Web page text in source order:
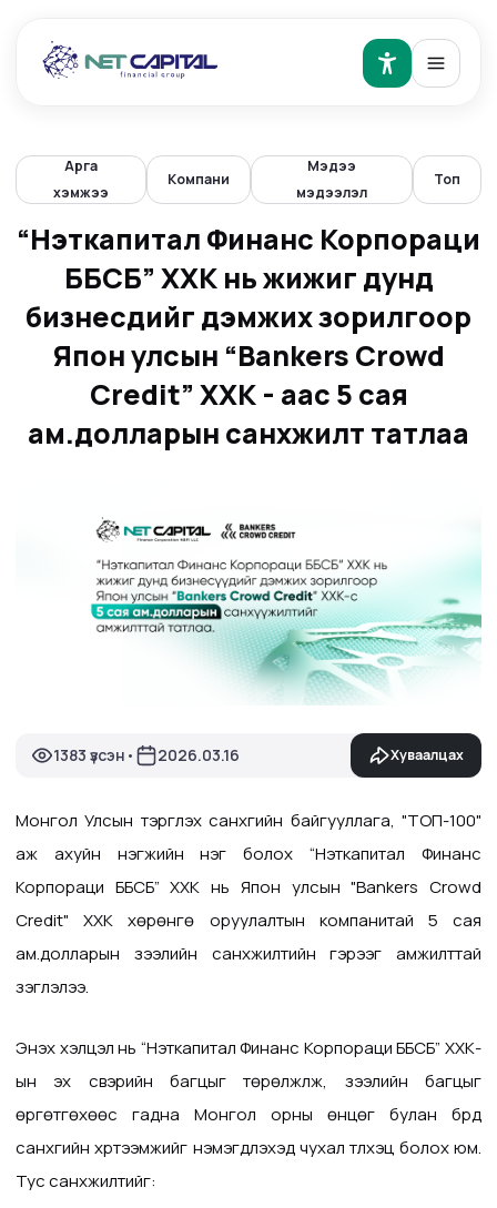
Арга
хэмжээ
Компани
Мэдээ
мэдээлэл
Топ
“Нэткапитал Финанс Корпораци
ББСБ” ХХК нь жижиг дунд
бизнесүүдийг дэмжих зорилгоор
Япон улсын “Bankers Crowd
Credit” ХХК - аас 5 сая
ам.долларын санхүүжилт татлаа
1383 үзсэн • 2026.03.16 Хуваалцах
Монгол Улсын тэргүүлэх санхүүгийн байгууллага, "ТОП-100"
аж ахуйн нэгжийн нэг болох “Нэткапитал Финанс
Корпораци ББСБ” ХХК нь Япон улсын "Bankers Crowd
Credit" ХХК хөрөнгө оруулалтын компанитай 5 сая
ам.долларын зээлийн санхүүжилтийн гэрээг амжилттай
үзэглэлээ.
Энэхүү хэлцэл нь “Нэткапитал Финанс Корпораци ББСБ” ХХК-
ын эх үүсвэрийн багцыг төрөлжүүлж, зээлийн багцыг
өргөтгөхөөс гадна Монгол орны өнцөг булан бүрд
санхүүгийн хүртээмжийг нэмэгдүүлэхэд чухал түлхэц болох юм.
Тус санхүүжилтийг: